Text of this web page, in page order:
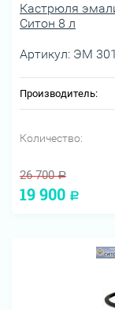
Кастрюля
Ситон 8 л
Артикул: ЭМ
Производитель:
Количество:
26 700 Р
19 900 Р